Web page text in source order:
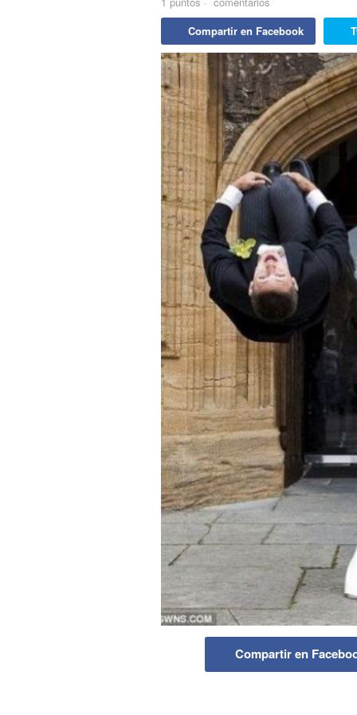
Compartir en Facebook
Compartir en